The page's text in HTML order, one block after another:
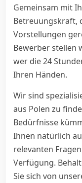
Gemeinsam mit
Betreuungskraft,
Vorstellungen
Bewerber stellen
wer die 24
Ihren Händen.
Wir sind
aus Polen zu
Bedürfnisse
Ihnen natürlich
relevanten
Verfügung.
Sie sich von